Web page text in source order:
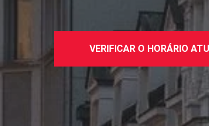
VERIFICAR O HORÁRIO